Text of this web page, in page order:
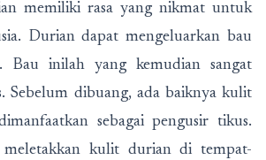
rasa yang nikmat untuk
Durian dapat mengeluarkan bau
Bau inilah yang kemudian sangat
Sebelum dibuang, ada baiknya kulit
sebagai pengusir tikus.
meletakkan kulit durian di tempat-